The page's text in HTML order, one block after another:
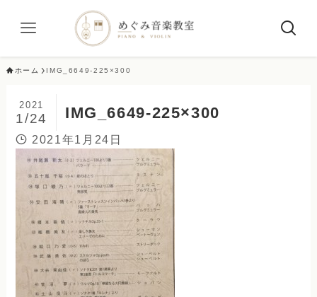
ホーム IMG_6649-225×300
IMG_6649-225×300
2021
1/24
2021年1月24日